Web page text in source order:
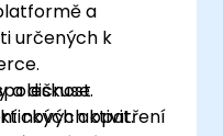
a
určených k
nových opatření
diskuse.
aktivit.